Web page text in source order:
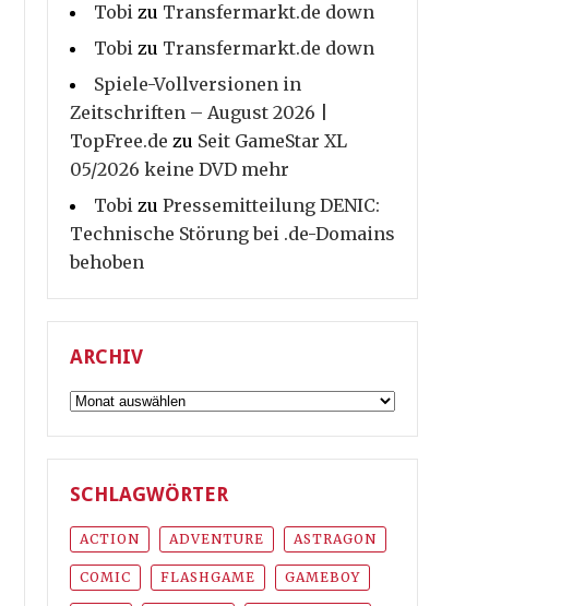
Tobi zu Transfermarkt.de down
Tobi zu Transfermarkt.de down
Spiele-Vollversionen in
Zeitschriften – August 2026 |
TopFree.de zu Seit GameStar XL
05/2026 keine DVD mehr
Tobi zu Pressemitteilung DENIC:
Technische Störung bei .de-Domains
behoben
ARCHIV
Archiv
SCHLAGWÖRTER
ACTION ADVENTURE ASTRAGON
COMIC FLASHGAME GAMEBOY